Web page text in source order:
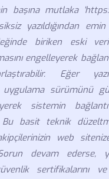
başına mutlaka
yazıldığından emin
biriken eski
engelleyerek
Eğer
uygulama sürümünü
sistemin
Bu basit teknik
web
devam ederse,
sertifikalarını